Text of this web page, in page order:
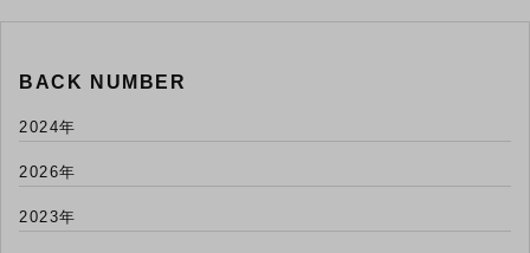
BACK NUMBER
2024年
2026年
2023年